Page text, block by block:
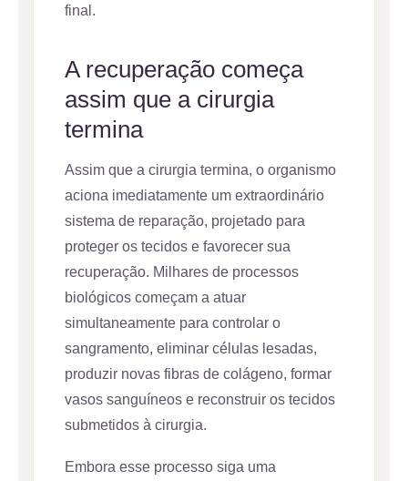
final.
A recuperação começa
assim que a cirurgia
termina
Assim que a cirurgia termina, o organismo
aciona imediatamente um extraordinário
sistema de reparação, projetado para
proteger os tecidos e favorecer sua
recuperação. Milhares de processos
biológicos começam a atuar
simultaneamente para controlar o
sangramento, eliminar células lesadas,
produzir novas fibras de colágeno, formar
vasos sanguíneos e reconstruir os tecidos
submetidos à cirurgia.
Embora esse processo siga uma